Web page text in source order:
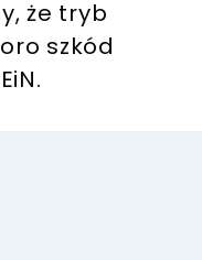
że tryb
szkód